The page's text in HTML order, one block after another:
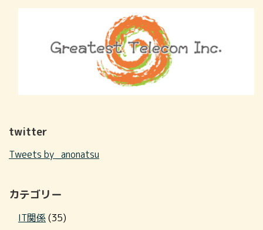
twitter
Tweets by _anonatsu
カテゴリー
IT関係(35)